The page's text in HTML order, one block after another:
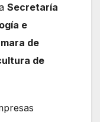
Secretaría
e
de
de